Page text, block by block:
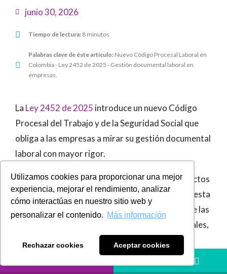
Utilizamos cookies para proporcionar una mejor
experiencia, mejorar el rendimiento, analizar
cómo interactúas en nuestro sitio web y
personalizar el contenido. Más información
Rechazar cookies Aceptar cookies
junio 30, 2026
Tiempo de lectura: 8 minutos
Palabras clave de éste artículo: Nuevo Código Procesal Laboral en
Colombia - Ley 2452 de 2025 - Gestión documental laboral en
empresas.
La Ley 2452 de 2025 introduce un nuevo Código
Procesal del Trabajo y de la Seguridad Social que
obliga a las empresas a mirar su gestión documental
laboral con mayor rigor.
Aunque se trata de una norma procesal, sus efectos
no se limitan al escenario judicial. En la práctica, esta
reforma impacta directamente la manera en que las
organizaciones administran sus soportes laborales,
políticas internas, reglamentos, registros,
comunicaciones y evidencias de cumplimiento.